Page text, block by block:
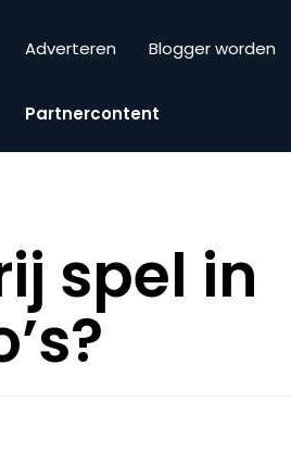
Adverteren Blogger worden
Partnercontent
spel in